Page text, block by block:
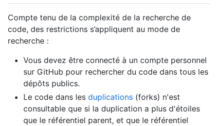
Compte tenu de la complexité de la recherche de
code, des restrictions s’appliquent au mode de
recherche :
Vous devez être connecté à un compte personnel
sur GitHub pour rechercher du code dans tous les
dépôts publics.
Le code dans les duplications (forks) n'est
consultable que si la duplication a plus d'étoiles
que le référentiel parent, et que le référentiel